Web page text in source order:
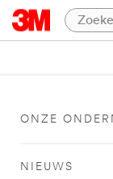
ONZE
NIEUWS